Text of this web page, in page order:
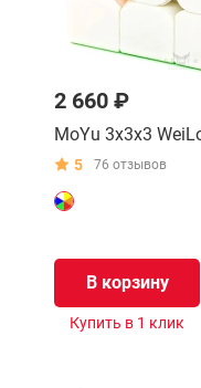
2 660 ₽
MoYu 3x3x3
5 76 отзывов
В корзину
Купить в 1 клик